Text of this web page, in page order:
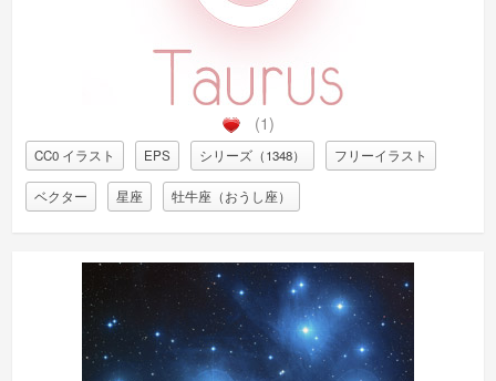
(1)
CC0 イラスト EPS シリーズ（1348） フリーイラスト
ベクター 星座 牡牛座（おうし座）